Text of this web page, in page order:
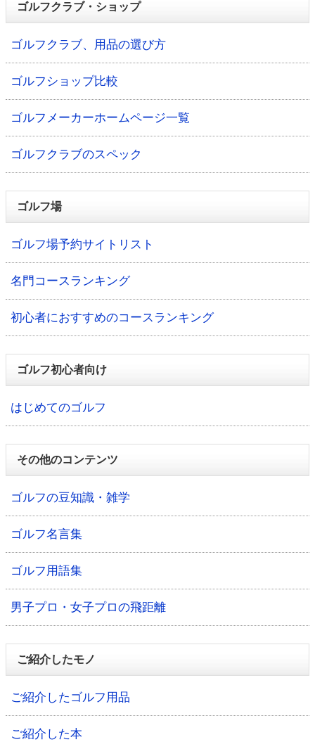
ゴルフクラブ・ショップ
ゴルフクラブ、用品の選び方
ゴルフショップ比較
ゴルフメーカーホームページ一覧
ゴルフクラブのスペック
ゴルフ場
ゴルフ場予約サイトリスト
名門コースランキング
初心者におすすめのコースランキング
ゴルフ初心者向け
はじめてのゴルフ
その他のコンテンツ
ゴルフの豆知識・雑学
ゴルフ名言集
ゴルフ用語集
男子プロ・女子プロの飛距離
ご紹介したモノ
ご紹介したゴルフ用品
ご紹介した本